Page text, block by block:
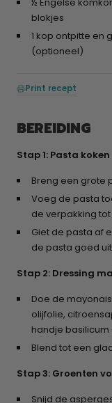
blokjes
1 kop ontpitte en
(optioneel)
Print recept
BEREIDING
Stap 1: Pasta koken
Breng een grote
Voeg de pasta
de verpakking
Giet de pasta af
de pasta goed
Stap 2: Dressing
Doe de
olijfolie,
handje basilicum
Blend tot een
Stap 3: Groenten
Snijd de